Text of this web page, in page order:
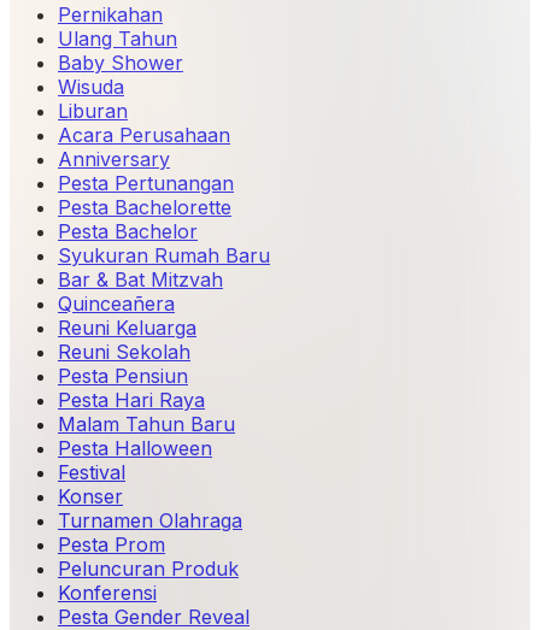
Pernikahan
Ulang Tahun
Baby Shower
Wisuda
Liburan
Acara Perusahaan
Anniversary
Pesta Pertunangan
Pesta Bachelorette
Pesta Bachelor
Syukuran Rumah Baru
Bar & Bat Mitzvah
Quinceañera
Reuni Keluarga
Reuni Sekolah
Pesta Pensiun
Pesta Hari Raya
Malam Tahun Baru
Pesta Halloween
Festival
Konser
Turnamen Olahraga
Pesta Prom
Peluncuran Produk
Konferensi
Pesta Gender Reveal